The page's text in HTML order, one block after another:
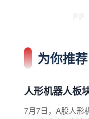
为你推荐
人形机器人板
7月7日，A股人形